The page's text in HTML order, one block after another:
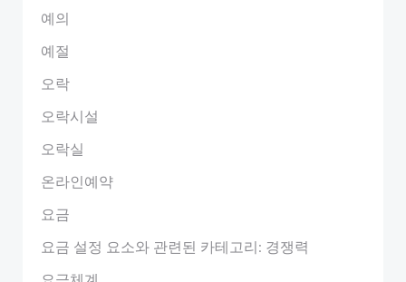
예의
예절
오락
오락시설
오락실
온라인예약
요금
요금 설정 요소와 관련된 카테고리: 경쟁력